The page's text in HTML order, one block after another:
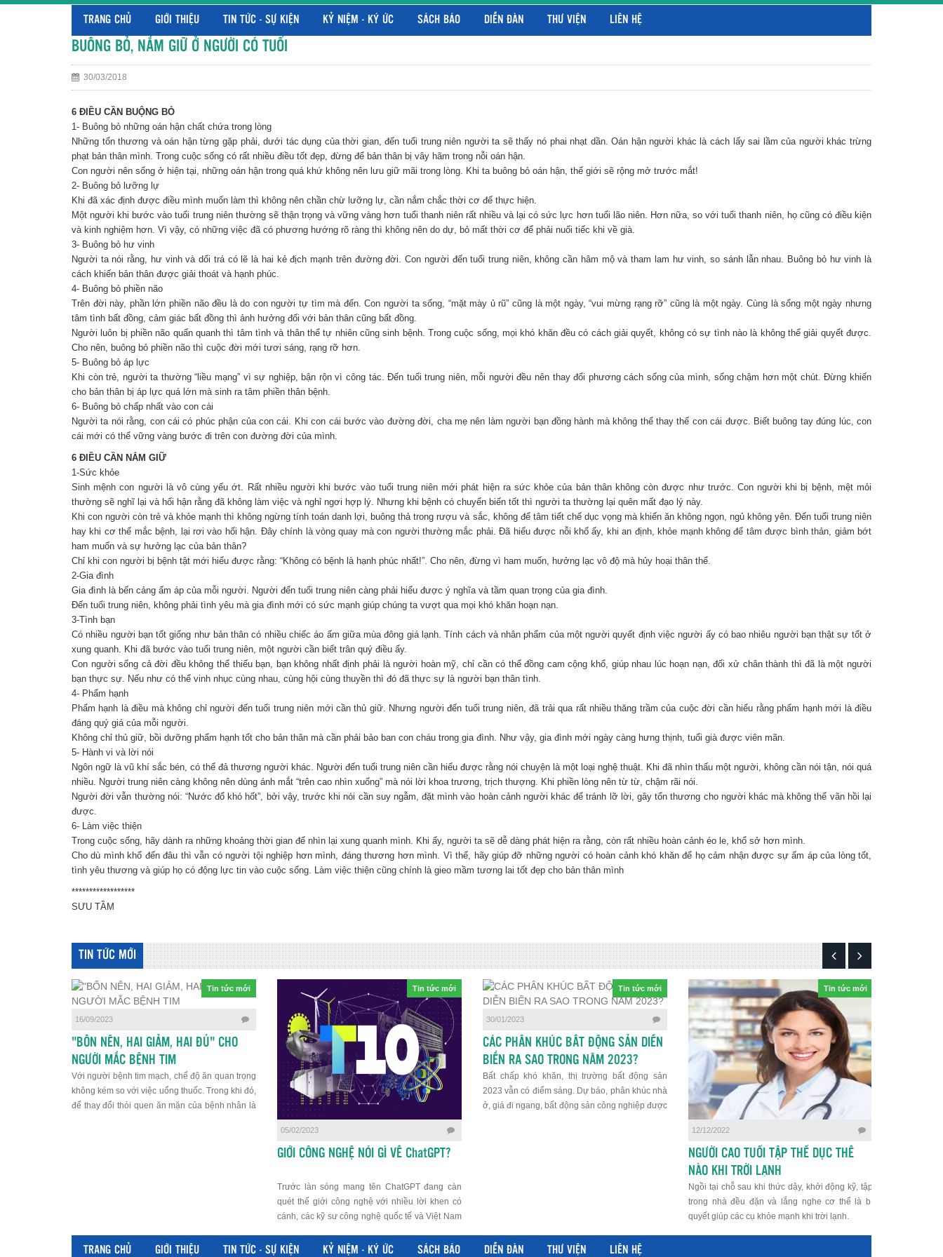
TRANG CHỦ GIỚI THIỆU TIN TỨC - SỰ KIỆN KỶ NIỆM - KÝ ỨC SÁCH BÁO DIỄN ĐÀN THƯ VIỆN LIÊN HỆ
BUÔNG BỎ, NẮM GIỮ Ở NGƯỜI CÓ TUỔI
30/03/2018
6 ĐIỀU CẦN BUỘNG BỎ
1- Buông bỏ những oán hận chất chứa trong lòng
Những tổn thương và oán hận từng gặp phải, dưới tác dụng của thời gian, đến tuổi trung niên người ta sẽ thấy nó phai nhạt dần. Oán hận người khác là cách lấy sai lầm của người khác trừng
phạt bản thân mình. Trong cuộc sống có rất nhiều điều tốt đẹp, đừng để bản thân bị vây hãm trong nỗi oán hận.
Con người nên sống ở hiện tại, những oán hận trong quá khứ không nên lưu giữ mãi trong lòng. Khi ta buông bỏ oán hận, thế giới sẽ rộng mở trước mắt!
2- Buông bỏ lưỡng lự
Khi đã xác định được điều mình muốn làm thì không nên chần chừ lưỡng lự, cần nắm chắc thời cơ để thực hiện.
Một người khi bước vào tuổi trung niên thường sẽ thận trọng và vững vàng hơn tuổi thanh niên rất nhiều và lại có sức lực hơn tuổi lão niên. Hơn nữa, so với tuổi thanh niên, họ cũng có điều kiện
và kinh nghiệm hơn. Vì vậy, có những việc đã có phương hướng rõ ràng thì không nên do dự, bỏ mất thời cơ để phải nuối tiếc khi về già.
3- Buông bỏ hư vinh
Người ta nói rằng, hư vinh và dối trá có lẽ là hai kẻ địch mạnh trên đường đời. Con người đến tuổi trung niên, không cần hâm mộ và tham lam hư vinh, so sánh lẫn nhau. Buông bỏ hư vinh là
cách khiến bản thân được giải thoát và hạnh phúc.
4- Buông bỏ phiền não
Trên đời này, phần lớn phiền não đều là do con người tự tìm mà đến. Con người ta sống, “mặt mày ủ rũ” cũng là một ngày, “vui mừng rạng rỡ” cũng là một ngày. Cùng là sống một ngày nhưng
tâm tình bất đồng, cảm giác bất đồng thì ảnh hưởng đối với bản thân cũng bất đồng.
Người luôn bị phiền não quấn quanh thì tâm tình và thân thể tự nhiên cũng sinh bệnh. Trong cuộc sống, mọi khó khăn đều có cách giải quyết, không có sự tình nào là không thể giải quyết được.
Cho nên, buông bỏ phiền não thì cuộc đời mới tươi sáng, rạng rỡ hơn.
5- Buông bỏ áp lực
Khi còn trẻ, người ta thường “liều mạng” vì sự nghiệp, bận rộn vì công tác. Đến tuổi trung niên, mỗi người đều nên thay đổi phương cách sống của mình, sống chậm hơn một chút. Đừng khiến
cho bản thân bị áp lực quá lớn mà sinh ra tâm phiền thân bệnh.
6- Buông bỏ chấp nhất vào con cái
Người ta nói rằng, con cái có phúc phận của con cái. Khi con cái bước vào đường đời, cha mẹ nên làm người bạn đồng hành mà không thể thay thế con cái được. Biết buông tay đúng lúc, con
cái mới có thể vững vàng bước đi trên con đường đời của mình.
6 ĐIỀU CẦN NẮM GIỮ
1-Sức khỏe
Sinh mệnh con người là vô cùng yếu ớt. Rất nhiều người khi bước vào tuổi trung niên mới phát hiện ra sức khỏe của bản thân không còn được như trước. Con người khi bị bệnh, mệt mỏi
thường sẽ nghĩ lại và hối hận rằng đã không làm việc và nghỉ ngơi hợp lý. Nhưng khi bệnh có chuyển biến tốt thì người ta thường lại quên mất đạo lý này.
Khi con người còn trẻ và khỏe mạnh thì không ngừng tính toán danh lợi, buông thả trong rượu và sắc, không để tâm tiết chế dục vọng mà khiến ăn không ngọn, ngủ không yên. Đến tuổi trung niên
hay khi cơ thể mắc bệnh, lại rơi vào hối hận. Đây chính là vòng quay mà con người thường mắc phải. Đã hiểu được nỗi khổ ấy, khi an định, khỏe mạnh không để tâm được bình thản, giảm bớt
ham muốn và sự hưởng lạc của bản thân?
Chỉ khi con người bị bệnh tật mới hiểu được rằng: “Không có bệnh là hạnh phúc nhất!”. Cho nên, đừng vì ham muốn, hưởng lạc vô độ mà hủy hoại thân thể.
2-Gia đình
Gia đình là bến cảng ấm áp của mỗi người. Người đến tuổi trung niên càng phải hiểu được ý nghĩa và tầm quan trọng của gia đình.
Đến tuổi trung niên, không phải tình yêu mà gia đình mới có sức mạnh giúp chúng ta vượt qua mọi khó khăn hoạn nạn.
3-Tình bạn
Có nhiều người bạn tốt giống như bản thân có nhiều chiếc áo ấm giữa mùa đông giá lạnh. Tính cách và nhân phẩm của một người quyết định việc người ấy có bao nhiêu người bạn thật sự tốt ở
xung quanh. Khi đã bước vào tuổi trung niên, một người cần biết trân quý điều ấy.
Con người sống cả đời đều không thể thiếu bạn, bạn không nhất định phải là người hoàn mỹ, chỉ cần có thể đồng cam cộng khổ, giúp nhau lúc hoạn nạn, đối xử chân thành thì đã là một người
bạn thực sự. Nếu như có thể vinh nhục cùng nhau, cùng hội cùng thuyền thì đó đã thực sự là người bạn thân tình.
4- Phẩm hạnh
Phẩm hạnh là điều mà không chỉ người đến tuổi trung niên mới cần thủ giữ. Nhưng người đến tuổi trung niên, đã trải qua rất nhiều thăng trầm của cuộc đời cần hiểu rằng phẩm hạnh mới là điều
đáng quý giá của mỗi người.
Không chỉ thủ giữ, bồi dưỡng phẩm hạnh tốt cho bản thân mà cần phải bảo ban con cháu trong gia đình. Như vậy, gia đình mới ngày càng hưng thịnh, tuổi già được viên mãn.
5- Hành vi và lời nói
Ngôn ngữ là vũ khí sắc bén, có thể đả thương người khác. Người đến tuổi trung niên cần hiểu được rằng nói chuyện là một loại nghệ thuật. Khi đã nhìn thấu một người, không cần nói tận, nói quá
nhiều. Người trung niên càng không nên dùng ánh mắt “trên cao nhìn xuống” mà nói lời khoa trương, trịch thượng. Khi phiền lòng nên từ từ, chậm rãi nói.
Người đời vẫn thường nói: “Nước đổ khó hốt”, bởi vậy, trước khi nói cần suy ngẫm, đặt mình vào hoàn cảnh người khác để tránh lỡ lời, gây tổn thương cho người khác mà không thể vãn hồi lại
được.
6- Làm việc thiện
Trong cuộc sống, hãy dành ra những khoảng thời gian để nhìn lại xung quanh mình. Khi ấy, người ta sẽ dễ dàng phát hiện ra rằng, còn rất nhiều hoàn cảnh éo le, khổ sở hơn mình.
Cho dù mình khổ đến đâu thì vẫn có người tội nghiệp hơn mình, đáng thương hơn mình. Vì thế, hãy giúp đỡ những người có hoàn cảnh khó khăn để họ cảm nhận được sự ấm áp của lòng tốt,
tình yêu thương và giúp họ có động lực tin vào cuộc sống. Làm việc thiện cũng chính là gieo mầm tương lai tốt đẹp cho bản thân mình
******************
SƯU TẦM
TIN TỨC MỚI
Tin tức mới
16/09/2023
"BỐN NÊN, HAI GIẢM, HAI ĐỦ" CHO
NGƯỜI MẮC BỆNH TIM
Với người bệnh tim mạch, chế độ ăn quan trọng
không kém so với việc uống thuốc. Trong khi đó,
để thay đổi thói quen ăn mặn của bệnh nhân là
Tin tức mới
05/02/2023
GIỚI CÔNG NGHỆ NÓI GÌ VỀ ChatGPT?
Trước làn sóng mang tên ChatGPT đang càn
quét thế giới công nghệ với nhiều lời khen có
cánh, các kỹ sư công nghệ quốc tế và Việt Nam
giới, tuy nhiên, sẽ còn rất xa nói đến những thứ
Tin tức mới
30/01/2023
CÁC PHÂN KHÚC BẤT ĐỘNG SẢN DIỄN
BIẾN RA SAO TRONG NĂM 2023?
Bất chấp khó khăn, thị trường bất động sản
2023 vẫn có điểm sáng. Dự báo, phân khúc nhà
ở, giá đi ngang, bất động sản công nghiệp được
Tin tức mới
12/12/2022
NGƯỜI CAO TUỔI TẬP THỂ DỤC THẾ
NÀO KHI TRỜI LẠNH
Ngồi tại chỗ sau khi thức dậy, khởi động kỹ, tập
trong nhà đều đặn và lắng nghe cơ thể là bí
quyết giúp các cụ khỏe mạnh khi trời lạnh.
TRANG CHỦ GIỚI THIỆU TIN TỨC - SỰ KIỆN KỶ NIỆM - KÝ ỨC SÁCH BÁO DIỄN ĐÀN THƯ VIỆN LIÊN HỆ